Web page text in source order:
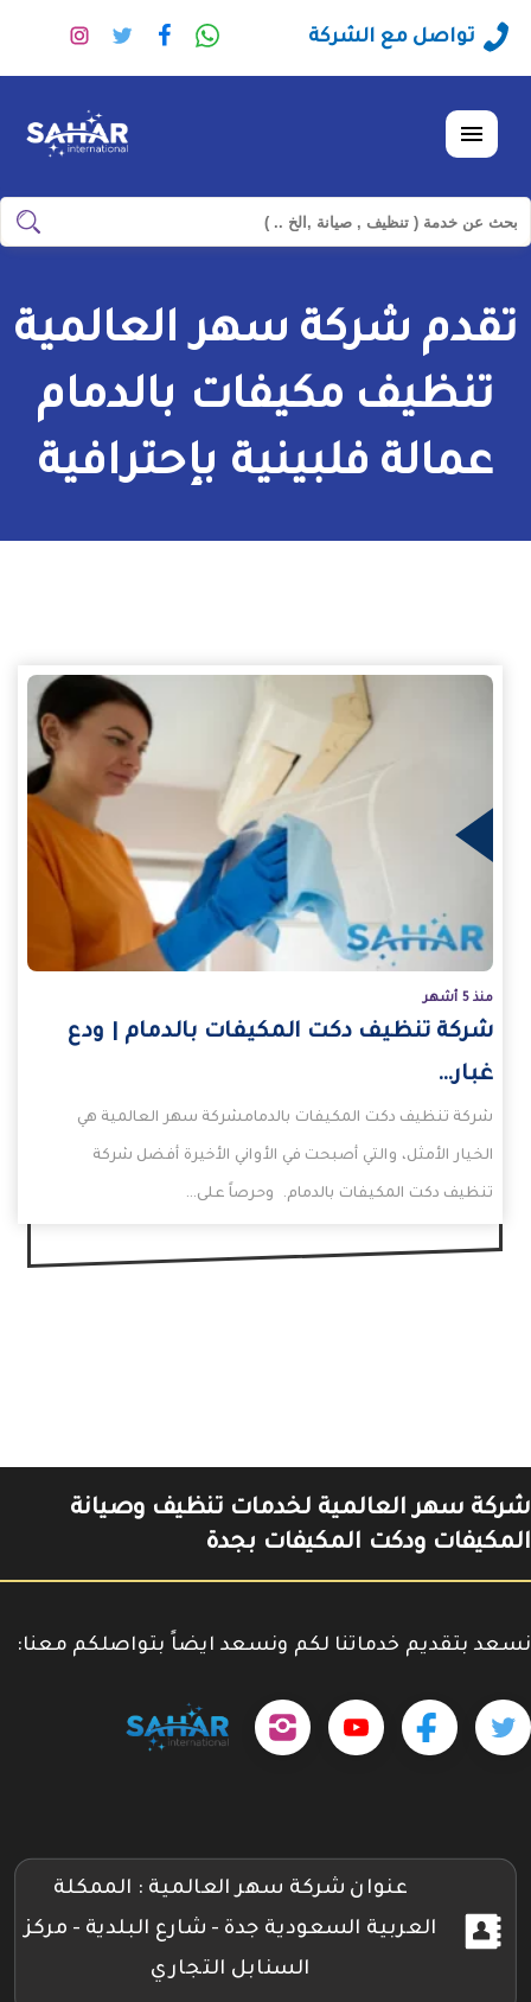
تواصل مع الشركة
راسلنا تابعنا تابعنا
القائمة
ابحث
سهر
العالمية
تقدم شركة سهر العالمية
تنظيف مكيفات بالدمام
عمالة فلبينية بإحترافية
منذ 5 أشهر
شركة تنظيف دكت المكيفات بالدمام | ودع
غبار…
شركة تنظيف دكت المكيفات بالدمامشركة سهر العالمية هي
الخيار الأمثل، والتي أصبحت في الأواني الأخيرة أفضل شركة
تنظيف دكت المكيفات بالدمام. وحرصاً على…
شركة سهر العالمية لخدمات تنظيف وصيانة
المكيفات ودكت المكيفات بجدة
نسعد بتقديم خدماتنا لكم ونسعد ايضاً بتواصلكم معنا:
تابعنا تابعنا www.youtube.com/@sahar4046
تابعنا
بلاي
عنوان شركة سهر العالمية : الممكلة
العربية السعودية جدة - شارع البلدية - مركز
السنابل التجاري